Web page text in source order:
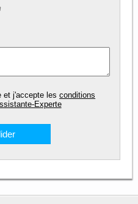
et j'accepte lesconditions
Experte